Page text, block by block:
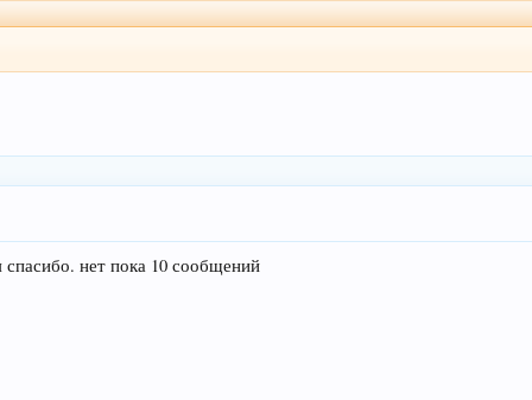
спасибо. нет пока 10 сообщений